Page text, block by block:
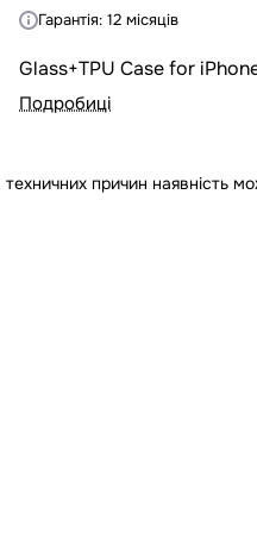
Гарантія: 12 місяців
Glass+TPU Case for
Подробиці
техничних причин наявність